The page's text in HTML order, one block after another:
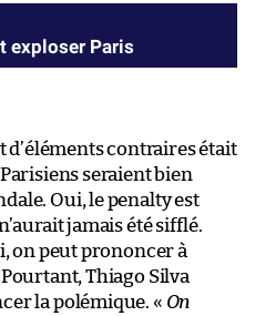
exploser Paris
d’éléments contraires était
seraient bien
Oui, le penalty est
jamais été sifflé.
on peut prononcer à
Thiago Silva
la polémique. « On